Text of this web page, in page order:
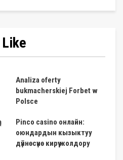
Analiza oferty
bukmacherskiej Forbet w
Polsce
Pinco casino онлайн:
оюндардын кызыктуу
дүйнөсүнө кирүү жолдору